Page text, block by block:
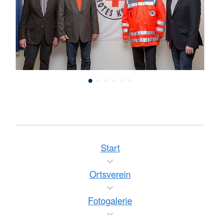
Start
Ortsverein
Fotogalerie